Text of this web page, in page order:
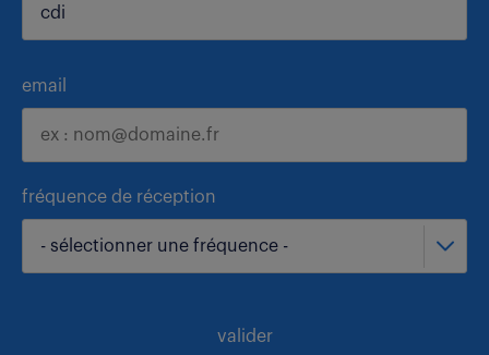
email
fréquence de réception
- sélectionner une fréquence -
valider